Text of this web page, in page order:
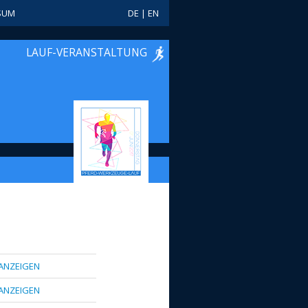
DE | EN
LAUF-VERANSTALTUNG